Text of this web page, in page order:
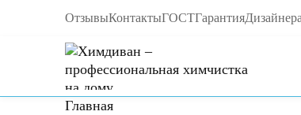
ОтзывыКонтактыГОСТГарантия
Главная